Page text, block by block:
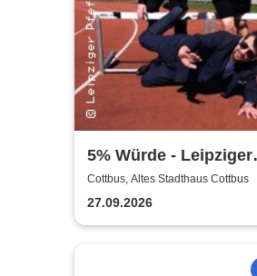
5% Würde - Leipziger
Pfeffermühle
Cottbus, Altes Stadthaus Cottbus
27.09.2026